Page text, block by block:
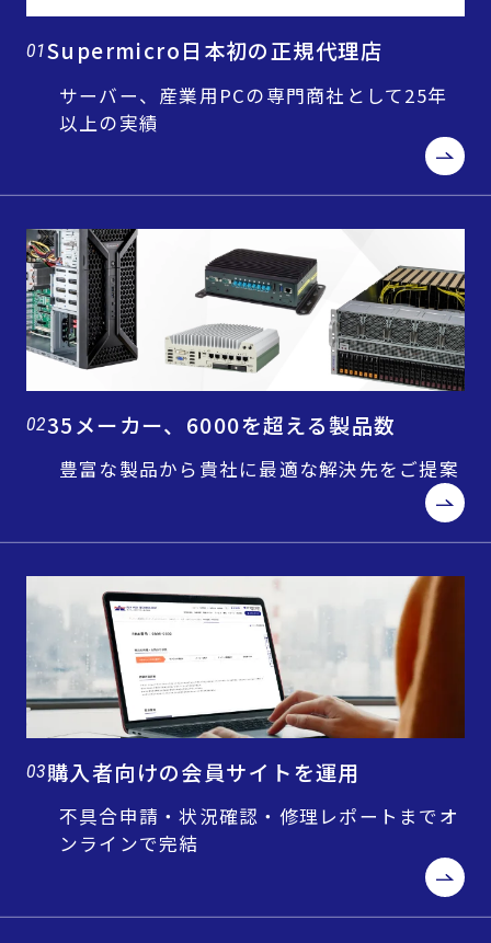
01Supermicro日本初の正規代理店
サーバー、産業用PCの専門商社として25年
以上の実績
0235メーカー、6000を超える製品数
豊富な製品から貴社に最適な解決先をご提案
03購入者向けの会員サイトを運用
不具合申請・状況確認・修理レポートまでオ
ンラインで完結